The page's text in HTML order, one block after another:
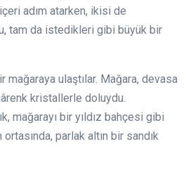
içeri adım atarken, ikisi de
tam da istedikleri gibi büyük bir
mağaraya ulaştılar. Mağara, devasa
kristallerle doluydu.
mağarayı bir yıldız bahçesi gibi
ortasında, parlak altın bir sandık